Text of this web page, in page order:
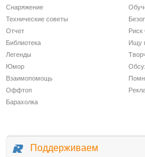
Снаряжение
Технические советы
Отчет
Риск
Библиотека
Ищу
Легенды
Юмор
Взаимопомощь
Оффтоп
Барахолка
Поддерживаем